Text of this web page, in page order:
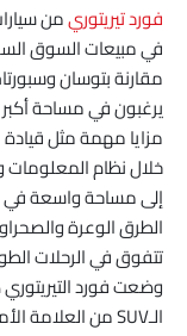
فورد تيريتوري
في مبيعات السوق
مقارنة بتوسان
يرغبون في مساحة أكبر
مزايا مهمة مثل
خلال نظام المعلومات
إلى مساحة واسعة
تتفوق في الرحلات
وضعت فورد
الـSUV من العلامة الأمريكية.